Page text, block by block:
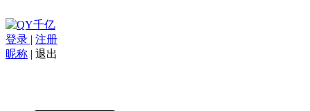
登录 | 注册
昵称 | 退出